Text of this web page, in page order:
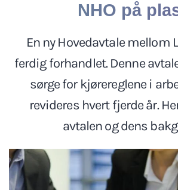
NHO på
En ny Hovedavtale mellom
ferdig forhandlet. Denne
sørge for kjørereglene i
revideres hvert fjerde år.
avtalen og dens